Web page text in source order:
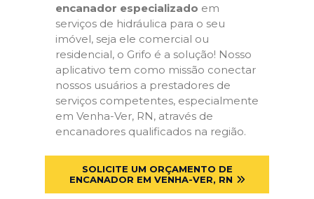
encanador especializado em
serviços de hidráulica para o seu
imóvel, seja ele comercial ou
residencial, o Grifo é a solução! Nosso
aplicativo tem como missão conectar
nossos usuários a prestadores de
serviços competentes, especialmente
em Venha-Ver, RN, através de
encanadores qualificados na região.
SOLICITE UM ORÇAMENTO DE
ENCANADOR EM VENHA-VER, RN